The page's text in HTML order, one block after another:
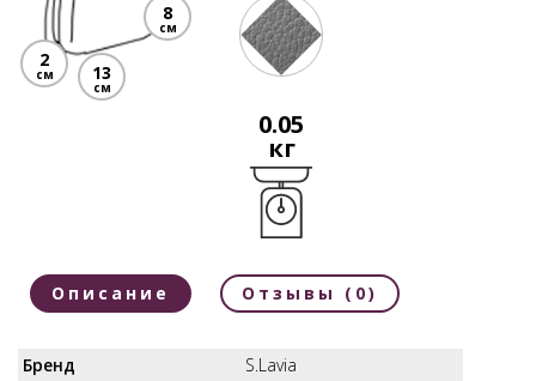
2
см
8
см
13
см
0.05
кг
Описание Отзывы (0)
Бренд
S.Lavia